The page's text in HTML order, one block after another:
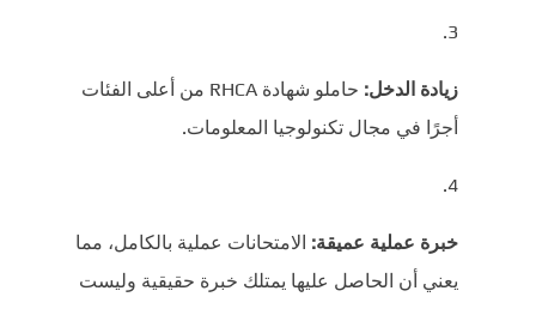
زيادة الدخل:
حاملو شهادة RHCA من أعلى الفئات
أجرًا في مجال تكنولوجيا المعلومات.
خبرة عملية عميقة: الامتحانات عملية بالكامل، مما
يعني أن الحاصل عليها يمتلك خبرة حقيقية وليست